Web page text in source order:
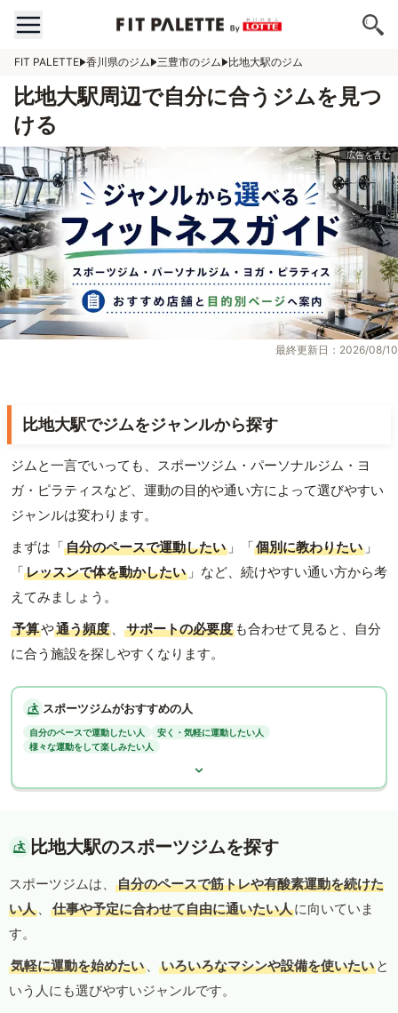
FIT PALETTE 香川県のジム 三豊市のジム 比地大駅のジム
比地大駅周辺で自分に合うジムを見つ
ける
最終更新日：2026/08/10
比地大駅でジムをジャンルから探す
ジムと一言でいっても、スポーツジム・パーソナルジム・ヨ
ガ・ピラティスなど、運動の目的や通い方によって選びやすい
ジャンルは変わります。
まずは「自分のペースで運動したい 」「個別に教わりたい 」
「レッスンで体を動かしたい 」など、続けやすい通い方から考
えてみましょう。
予算や通う頻度 、 サポートの必要度 も合わせて見ると、自分
に合う施設を探しやすくなります。
スポーツジムがおすすめの人
自分のペースで運動したい人
安く・気軽に運動したい人
様々な運動をして楽しみたい人
比地大駅のスポーツジムを探す
スポーツジムは、
自分のペースで筋トレや有酸素運動を続けた
い人 、 仕事や予定に合わせて自由に通いたい人に向いていま
す。
気軽に運動を始めたい 、 いろいろなマシンや設備を使いたい と
いう人にも選びやすいジャンルです。